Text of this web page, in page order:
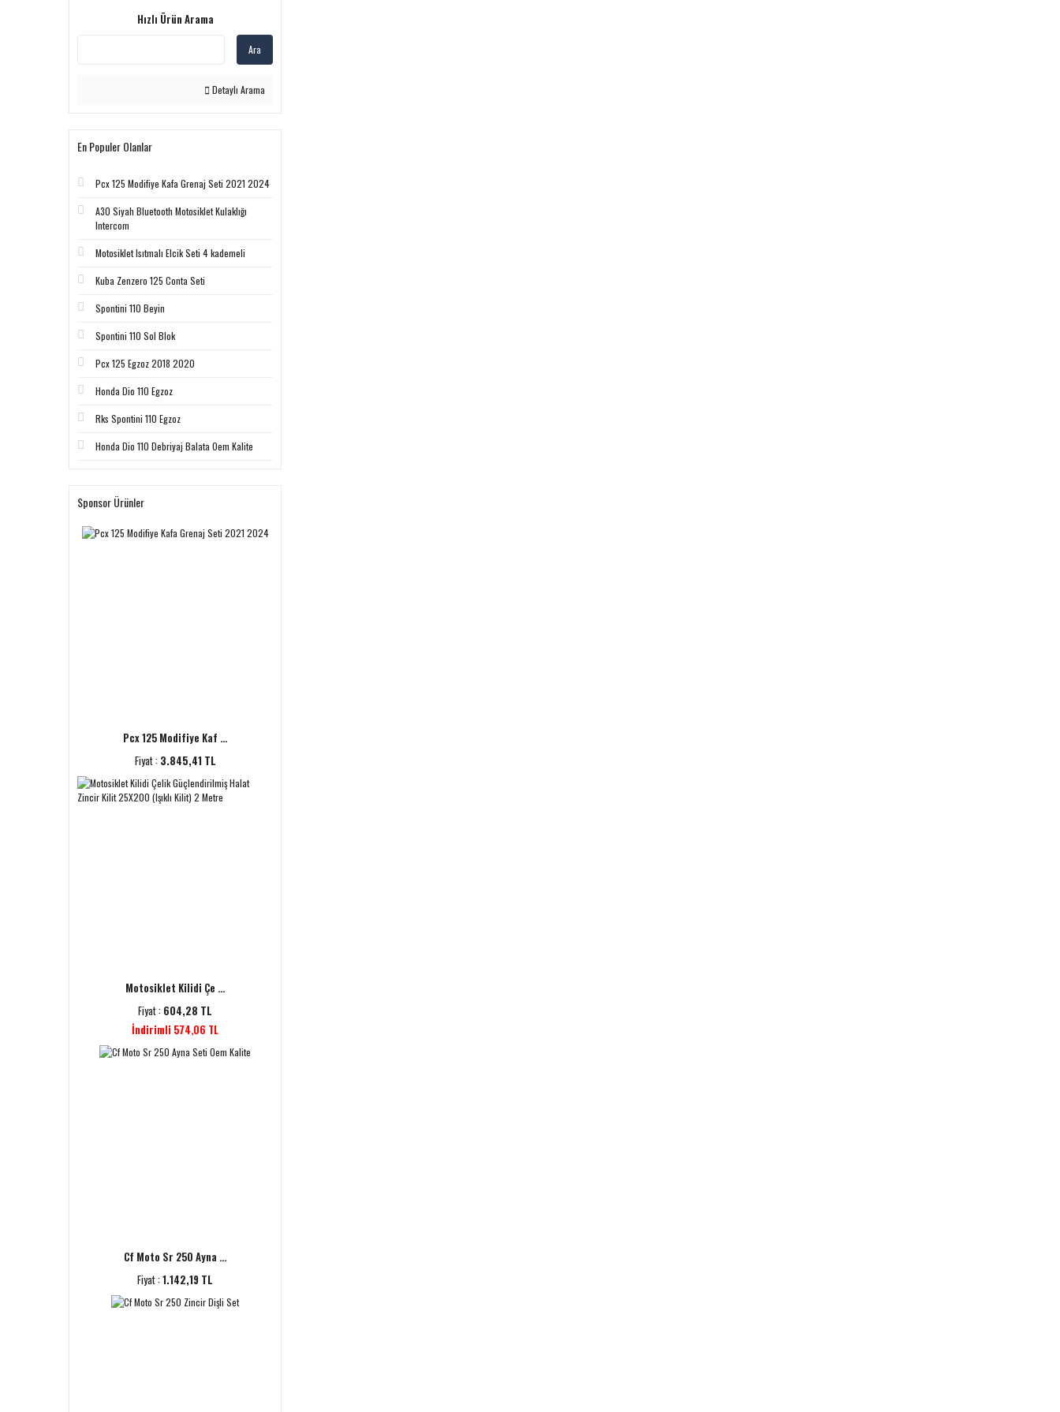
Hızlı Ürün Arama
Ara
Detaylı Arama
En Populer Olanlar
Pcx 125 Modifiye Kafa Grenaj Seti 2021 2024
A30 Siyah Bluetooth Motosiklet Kulaklığı
Intercom
Motosiklet Isıtmalı Elcik Seti 4 kademeli
Kuba Zenzero 125 Conta Seti
Spontini 110 Beyin
Spontini 110 Sol Blok
Pcx 125 Egzoz 2018 2020
Honda Dio 110 Egzoz
Rks Spontini 110 Egzoz
Honda Dio 110 Debriyaj Balata Oem Kalite
Sponsor Ürünler
Pcx 125 Modifiye Kaf ...
Fiyat : 3.845,41 TL
Motosiklet Kilidi Çe ...
Fiyat : 604,28 TL
İndirimli 574,06 TL
Cf Moto Sr 250 Ayna ...
Fiyat : 1.142,19 TL